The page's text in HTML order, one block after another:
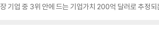
기업 중 3위 안에 드는 기업가치 200억 달러로 추정되